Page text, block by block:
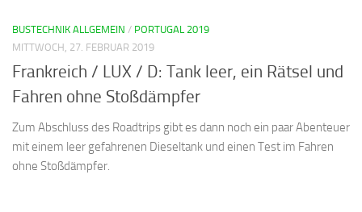
BUSTECHNIK ALLGEMEIN / PORTUGAL 2019
MITTWOCH, 27. FEBRUAR 2019
Frankreich / LUX / D: Tank leer, ein Rätsel und
Fahren ohne Stoßdämpfer
Zum Abschluss des Roadtrips gibt es dann noch ein paar Abenteuer
mit einem leer gefahrenen Dieseltank und einen Test im Fahren
ohne Stoßdämpfer.